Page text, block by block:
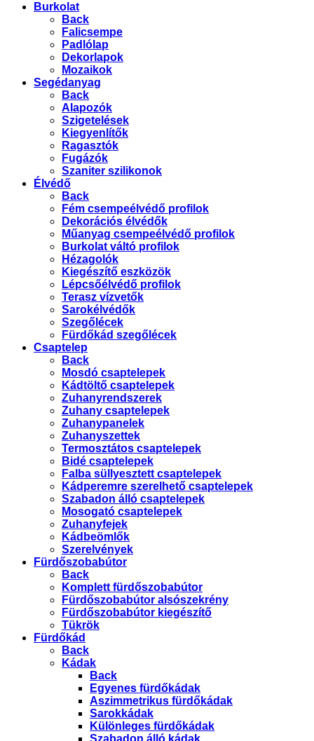
Burkolat
Back
Falicsempe
Padlólap
Dekorlapok
Mozaikok
Segédanyag
Back
Alapozók
Szigetelések
Kiegyenlítők
Ragasztók
Fugázók
Szaniter szilikonok
Élvédő
Back
Fém csempeélvédő profilok
Dekorációs élvédők
Műanyag csempeélvédő profilok
Burkolat váltó profilok
Hézagolók
Kiegészítő eszközök
Lépcsőélvédő profilok
Terasz vízvetők
Sarokélvédők
Szegőlécek
Fürdőkád szegőlécek
Csaptelep
Back
Mosdó csaptelepek
Kádtöltő csaptelepek
Zuhanyrendszerek
Zuhany csaptelepek
Zuhanypanelek
Zuhanyszettek
Termosztátos csaptelepek
Bidé csaptelepek
Falba süllyesztett csaptelepek
Kádperemre szerelhető csaptelepek
Szabadon álló csaptelepek
Mosogató csaptelepek
Zuhanyfejek
Kádbeömlők
Szerelvények
Fürdőszobabútor
Back
Komplett fürdőszobabútor
Fürdőszobabútor alsószekrény
Fürdőszobabútor kiegészítő
Tükrök
Fürdőkád
Back
Kádak
Back
Egyenes fürdőkádak
Aszimmetrikus fürdőkádak
Sarokkádak
Különleges fürdőkádak
Szabadon álló kádak